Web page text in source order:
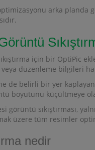
arka planda
için bir OptiPic
düzenleme bilgileri
de belirli bir yer
boyutunu küçültmeye
görüntü sıkıştırması,
üzere tüm resimler
nedir